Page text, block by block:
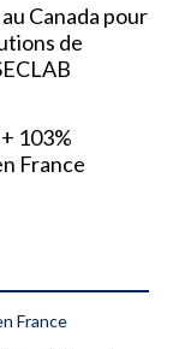
Canada pour
de
103%
France
France